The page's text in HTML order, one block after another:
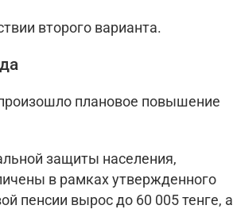
второго варианта.
плановое повышение
защиты населения,
в рамках утвержденного
пенсии вырос до 60 005 тенге, а